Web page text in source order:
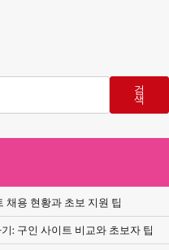
검
색
채용 현황과 초보 지원 팁
: 구인 사이트 비교와 초보자 팁